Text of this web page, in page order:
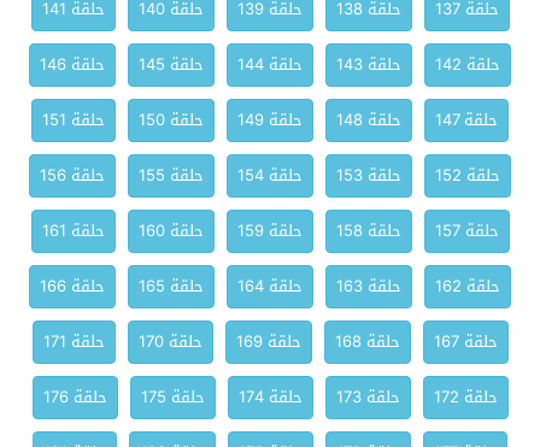
حلقة 137 حلقة 138 حلقة 139 حلقة 140
حلقة 141
حلقة 142
حلقة 143 حلقة 144 حلقة 145
حلقة 146
حلقة 147
حلقة 148 حلقة 149 حلقة 150
حلقة 151
حلقة 152
حلقة 153 حلقة 154 حلقة 155
حلقة 156
حلقة 157
حلقة 158 حلقة 159 حلقة 160
حلقة 161
حلقة 162
حلقة 163 حلقة 164 حلقة 165
حلقة 166
حلقة 167
حلقة 168 حلقة 169 حلقة 170
حلقة 171
حلقة 172
حلقة 173 حلقة 174 حلقة 175
حلقة 176